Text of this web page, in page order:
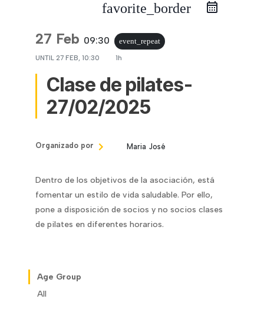
favorite_border
27 Feb 09:30
event_repeat
UNTIL 27 FEB, 10:30 1h
Clase de pilates-
27/02/2025
Organizado por Maria José
Dentro de los objetivos de la asociación, está
fomentar un estilo de vida saludable. Por ello,
pone a disposición de socios y no socios clases
de pilates en diferentes horarios.
Age Group
All